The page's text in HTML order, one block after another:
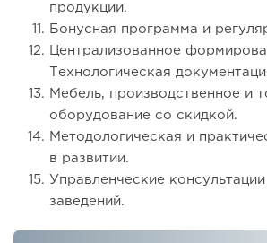
продукции.
Бонусная программа и
Централизованное
Технологическая
Мебель, производственное и
оборудование со скидкой.
Методологическая и
в развитии.
Управленческие
заведений.